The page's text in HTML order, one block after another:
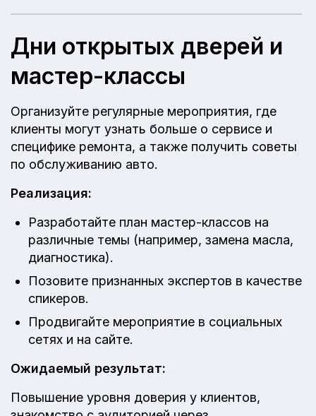
Дни открытых дверей и
мастер-классы
Организуйте регулярные мероприятия, где
клиенты могут узнать больше о сервисе и
специфике ремонта, а также получить советы
по обслуживанию авто.
Реализация:
Разработайте план мастер-классов на
различные темы (например, замена масла,
диагностика).
Позовите признанных экспертов в качестве
спикеров.
Продвигайте мероприятие в социальных
сетях и на сайте.
Ожидаемый результат:
Повышение уровня доверия у клиентов,